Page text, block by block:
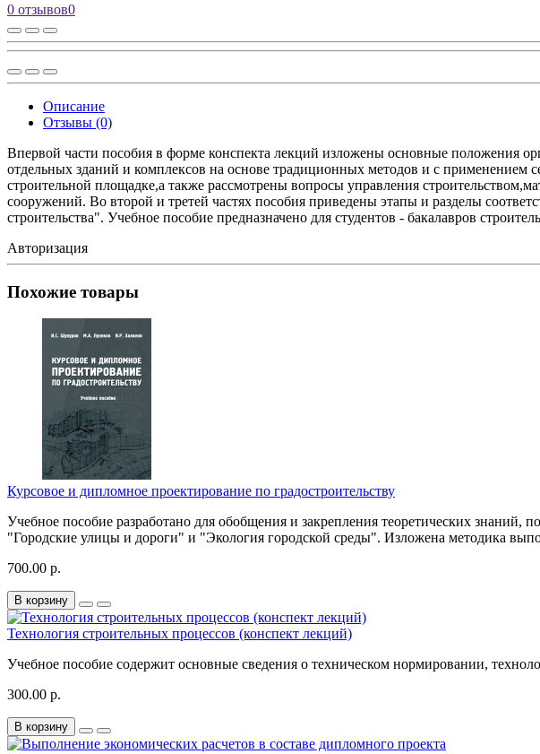
0 отзывов0
Описание
Отзывы (0)
Впервой части пособия в форме конспекта лекций изложены основные положения
отдельных зданий и комплексов на основе традиционных методов и с применением
строительной площадке,а также рассмотрены вопросы управления
сооружений. Во второй и третей частях пособия приведены этапы и разделы
строительства". Учебное пособие предназначено для студентов - бакалавров
Авторизация
Похожие товары
Курсовое и дипломное проектирование по градостроительству
Учебное пособие разработано для обобщения и закрепления теоретических
"Городские улицы и дороги" и "Экология городской среды". Изложена методика
700.00 р.
В корзину
Технология строительных процессов (конспект лекций)
Учебное пособие содержит основные сведения о техническом нормировании,
300.00 р.
В корзину